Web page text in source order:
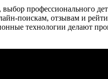
выбор
поискам, отзывам и
технологии делают